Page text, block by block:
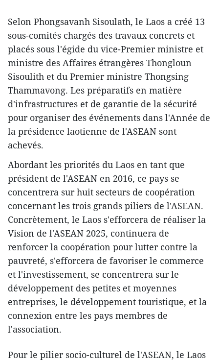
Selon Phongsavanh Sisoulath, le Laos a créé 13
sous-comités chargés des travaux concrets et
placés sous l'égide du vice-Premier ministre et
ministre des Affaires étrangères Thongloun
Sisoulith et du Premier ministre Thongsing
Thammavong. Les préparatifs ​en matière
d'infrastructures et de garantie de la sécurité
pour organiser des événements dans l'Année de
la présidence laotienne de l'ASEAN sont
achevés.
Abordant les priorités du Laos en tant que
président de l'ASEAN en 2016, ce pays se
concentrera sur huit secteurs de coopération ​
concernant les trois ​grands piliers de l'ASEAN. ​
Concrètement, le Laos s'efforcera ​de réaliser la
Vision de l'ASEAN 2025, continuera de
renforcer la coopération pour lutter contre la
pauvreté, s'efforcera de favoriser le commerce
et l'investissement, se concentrera sur le
développement des petites et moyennes
entreprises, ​le développement touristique, et la
connexion entre les pays membres de
l'association.
Pour le pilier socio-culturel de l'ASEAN, le Laos